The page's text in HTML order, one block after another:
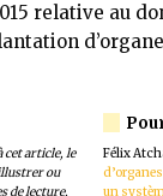
relative au
cet article, le
ou
de lecture,
Félix
un